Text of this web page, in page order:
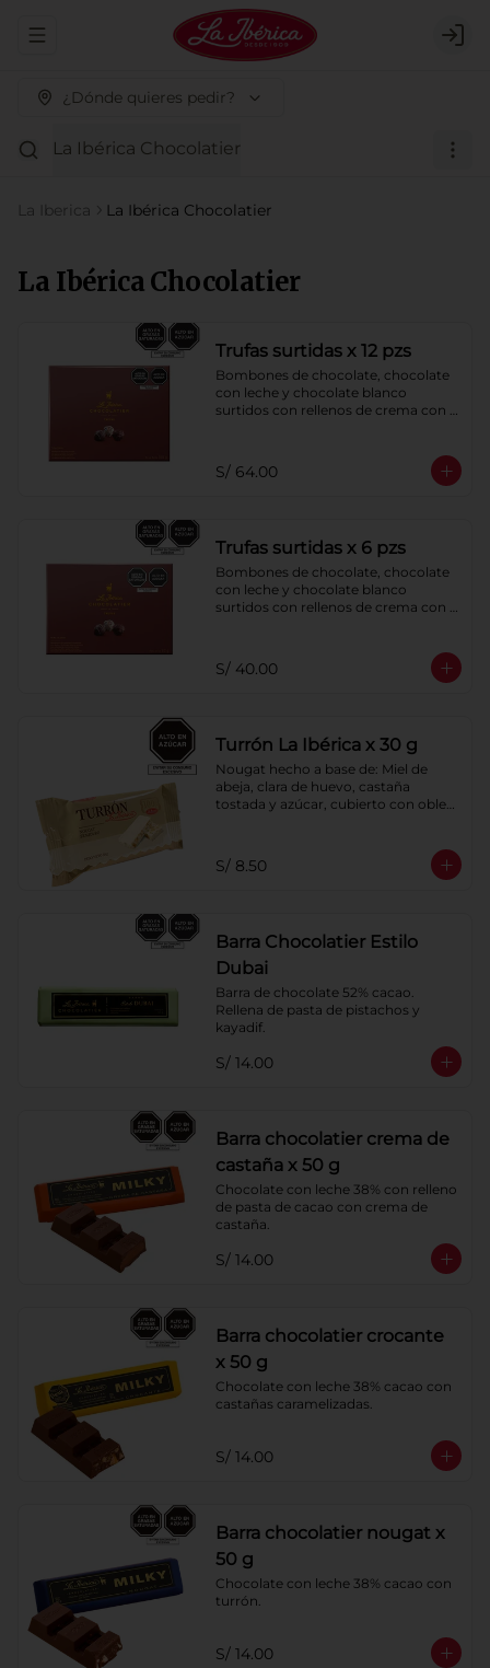
Abrir menu de navegación
¿Dónde quieres pedir?
La Ibérica Chocolatier
La Iberica La Ibérica Chocolatier
La Ibérica Chocolatier
Trufas surtidas x 12 pzs
Bombones de chocolate, chocolate
con leche y chocolate blanco
surtidos con rellenos de crema con
con café.
S/ 64.00
Trufas surtidas x 6 pzs
Bombones de chocolate, chocolate
con leche y chocolate blanco
surtidos con rellenos de crema con
con café.
S/ 40.00
Turrón La Ibérica x 30 g
Nougat hecho a base de: Miel de
abeja, clara de huevo, castaña
tostada y azúcar, cubierto con oblea
S/ 8.50
Barra Chocolatier Estilo
Dubai
Barra de chocolate 52% cacao.
Rellena de pasta de pistachos y
kayadif.
S/ 14.00
Barra chocolatier crema de
castaña x 50 g
Chocolate con leche 38% con relleno
de pasta de cacao con crema de
castaña.
S/ 14.00
Barra chocolatier crocante
x 50 g
Chocolate con leche 38% cacao con
castañas caramelizadas.
S/ 14.00
Barra chocolatier nougat x
50 g
Chocolate con leche 38% cacao con
turrón.
S/ 14.00